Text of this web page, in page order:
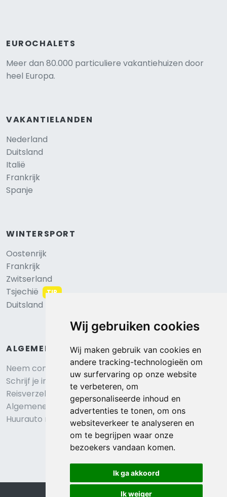
Wij gebruiken cookies
Wij maken gebruik van cookies en
andere tracking-technologieën om
uw surfervaring op onze website
te verbeteren, om
gepersonaliseerde inhoud en
advertenties te tonen, om ons
websiteverkeer te analyseren en
om te begrijpen waar onze
bezoekers vandaan komen.
Ik ga akkoord
Ik weiger
EUROCHALETS
Meer dan 80.000 particuliere vakantiehuizen door
heel Europa.
VAKANTIELANDEN
Nederland
Duitsland
Italië
Frankrijk
Spanje
WINTERSPORT
Oostenrijk
Frankrijk
Zwitserland
Tsjechië
TIP
Duitsland
ALGEMEEN
Neem contact op
Schrijf je in voor onze nieuwsbrief
Reisverzekering afsluiten
Algemene voorwaarden
Huurauto reserveren